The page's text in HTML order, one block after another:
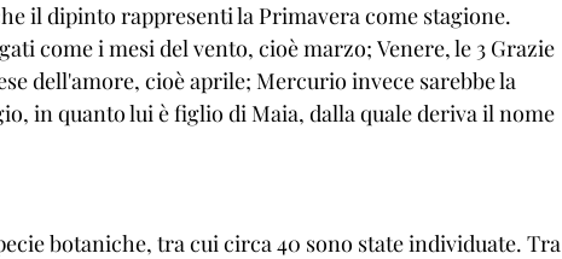
il dipinto rappresenti la Primavera come stagione.
come i mesi del vento, cioè marzo; Venere, le 3 Grazie
dell'amore, cioè aprile; Mercurio invece sarebbe la
in quanto lui è figlio di Maia, dalla quale deriva il nome
botaniche, tra cui circa 40 sono state individuate. Tra